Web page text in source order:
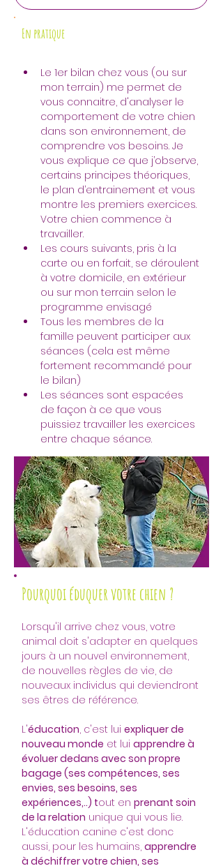
En pratique
Le 1er bilan chez vous (ou sur
mon terrain) me permet de
vous connaitre, d'analyser le
comportement de votre chien
dans son environnement, de
comprendre vos besoins. Je
vous explique ce que j’observe,
certains principes théoriques,
le plan d’entrainement et vous
montre les premiers exercices.
Votre chien commence à
travailler.
Les cours suivants, pris à la
carte ou en forfait, se déroulent
à votre domicile, en extérieur
ou sur mon terrain selon le
programme envisagé
Tous les membres de la
famille peuvent participer aux
séances (cela est même
fortement recommandé pour
le bilan)
Les séances sont espacées
de façon à ce que vous
puissiez travailler les exercices
entre chaque séance.
Pourquoi éduquer votre chien ?
Lorsqu'il arrive chez vous, votre
animal doit s'adapter en quelques
jours à un nouvel environnement,
de nouvelles règles de vie, de
nouveaux individus qui deviendront
ses êtres de référence.
L'éducation, c'est lui expliquer de
nouveau monde et lui apprendre à
évoluer dedans avec son propre
bagage (ses compétences, ses
envies, ses besoins, ses
expériences,..) tout en prenant soin
de la relation unique qui vous lie.
L'éducation canine c'est donc
aussi, pour les humains, apprendre
à déchiffrer votre chien, ses